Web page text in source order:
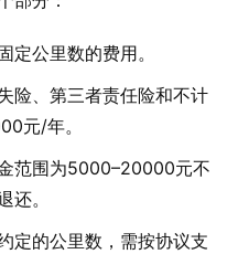
定公里数的费用。
险、第三者责任险和不计
元/年。
范围为5000–20000元不
还。
定的公里数，需按协议支